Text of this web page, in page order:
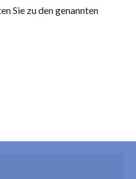
Sie zu den genannten